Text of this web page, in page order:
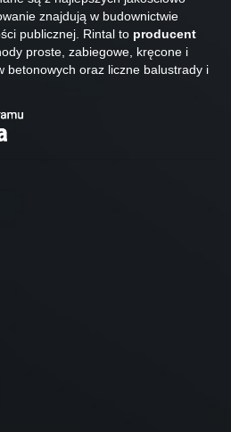
znajdują w budownictwie
publicznej. Rintal to producent
proste, zabiegowe, kręcone i
betonowych oraz liczne balustrady i